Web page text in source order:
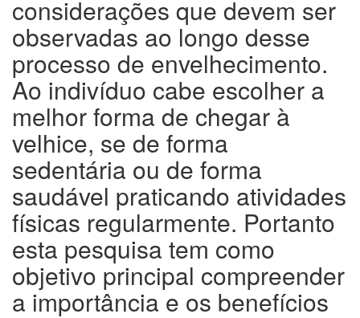
considerações que devem ser
observadas ao longo desse
processo de envelhecimento.
Ao indivíduo cabe escolher a
melhor forma de chegar à
velhice, se de forma
sedentária ou de forma
saudável praticando atividades
físicas regularmente. Portanto
esta pesquisa tem como
objetivo principal compreender
a importância e os benefícios